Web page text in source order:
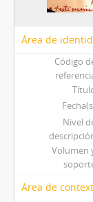
Área de
Código
Nivel
Volumen
Área de